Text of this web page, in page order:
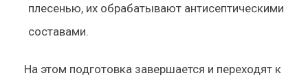
плесенью, их обрабатывают антисептическими
составами.
На этом подготовка завершается и переходят к